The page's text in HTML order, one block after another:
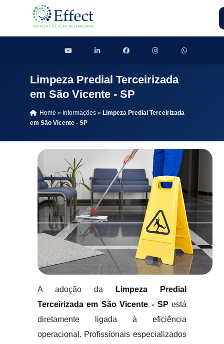
Limpeza Predial Terceirizada
em São Vicente - SP
Home » Informações » Limpeza Predial Terceirizada
em São Vicente - SP
A adoção da
Limpeza Predial
Terceirizada em São Vicente - SP está
diretamente ligada à eficiência
operacional. Profissionais especializados